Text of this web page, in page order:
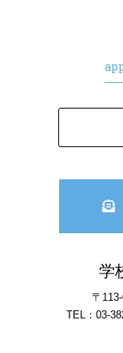
学
〒
TEL：03-